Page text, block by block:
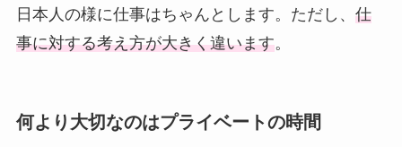
日本人の様に仕事はちゃんとします。ただし、 仕
事に対する考え方が大きく違います。
何より大切なのはプライベートの時間